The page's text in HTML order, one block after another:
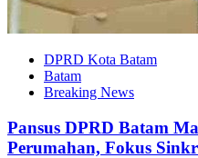
DPRD Kota Batam
Batam
Breaking News
Pansus DPRD Batam
Perumahan, Fokus